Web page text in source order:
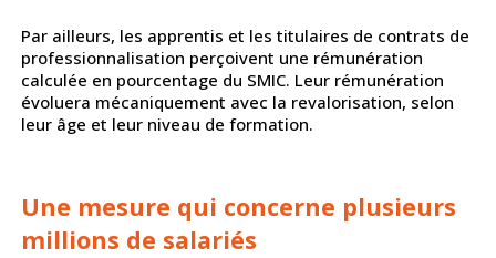
Par ailleurs, les apprentis et les titulaires de contrats de
professionnalisation perçoivent une rémunération
calculée en pourcentage du SMIC. Leur rémunération
évoluera mécaniquement avec la revalorisation, selon
leur âge et leur niveau de formation.
Une mesure qui concerne plusieurs
millions de salariés